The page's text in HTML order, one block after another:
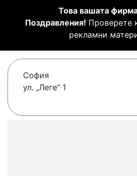
Това вашата
Поздравления! Проверете
рекламни
София
ул. „Леге“ 1